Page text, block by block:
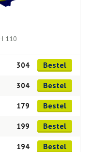
110
304 Bestel
304 Bestel
179 Bestel
199 Bestel
194 Bestel